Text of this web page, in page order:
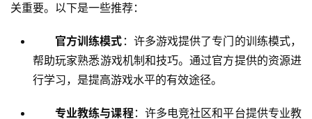
关重要。以下是一些推荐：
官方训练模式 ：许多游戏提供了专门的训练模式，
帮助玩家熟悉游戏机制和技巧。通过官方提供的资源进
行学习，是提高游戏水平的有效途径。
专业教练与课程：许多电竞社区和平台提供专业教